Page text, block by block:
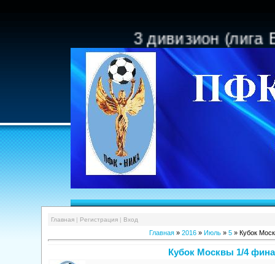
дивизион (лига Б), 7 тур. 27
Главная | Регистрация | Вход
Главная» 2016 » Июль » 5» Кубок
Кубок Москвы 1/4